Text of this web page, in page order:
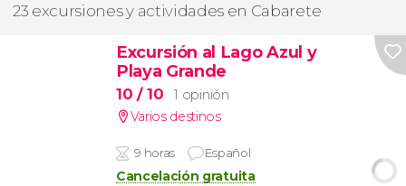
23 excursiones y actividades en Cabarete
Excursión al Lago Azul y
Playa Grande
10 / 10
1 opinión
Varios destinos
9 horas Español
Cancelación gratuita